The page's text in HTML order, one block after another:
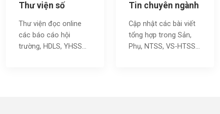
Thư viện số
Thư viện đọc online
các báo cáo hội
trường, HDLS, YHSS…
Tin chuyên ngành
Cập nhật các bài viết
tổng hợp trong Sản,
Phụ, NTSS, VS-HTSS...